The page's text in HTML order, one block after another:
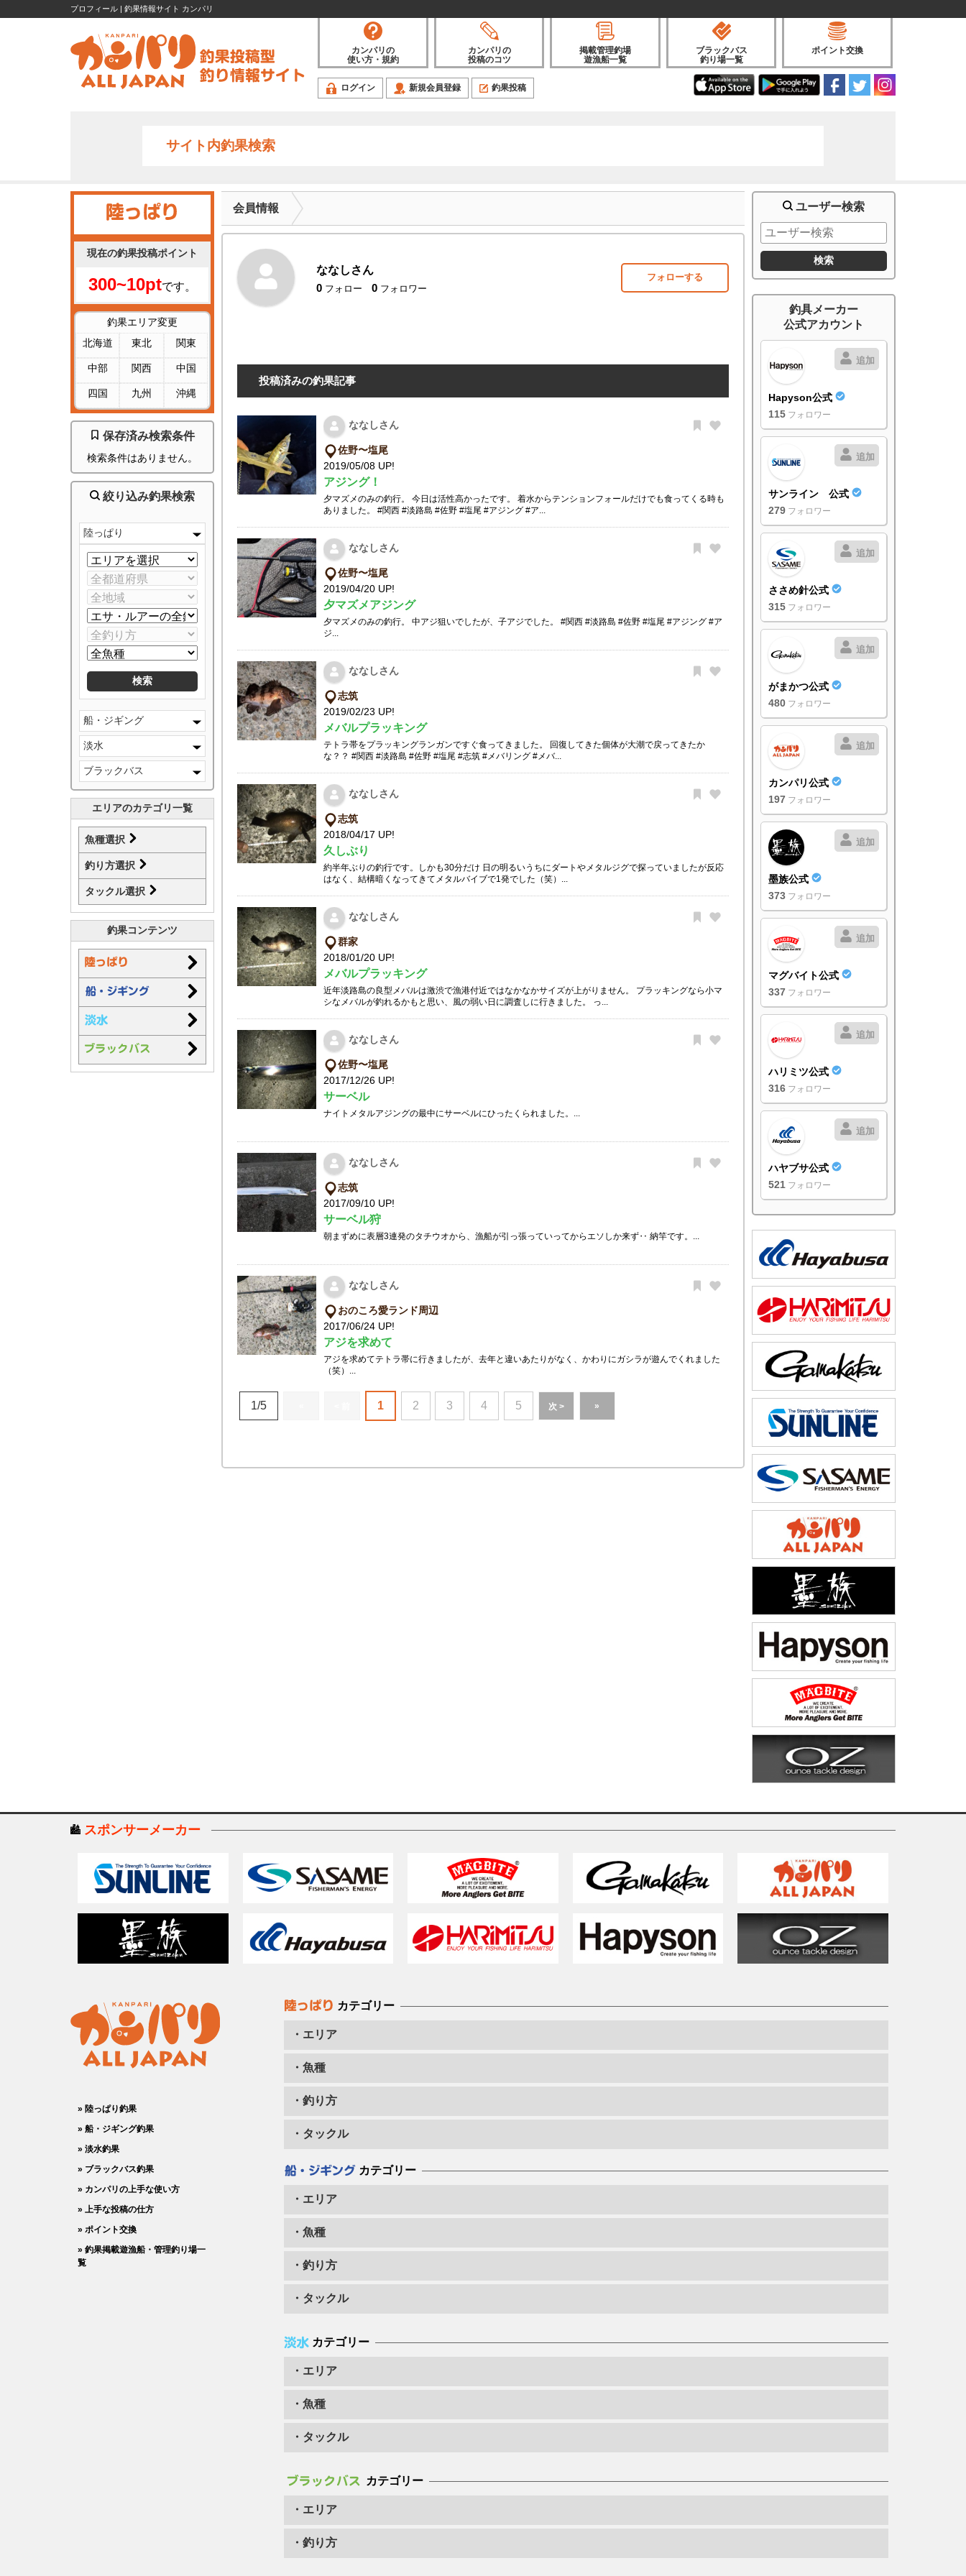
プロフィール | 釣果情報サイト カンパリ
カンパリの
使い方・規約
カンパリの
投稿のコツ
掲載管理釣場
遊漁船一覧
ブラックバス
釣り場一覧
ポイント交換
ログイン 新規会員登録 釣果投稿
サイト内釣果検索
現在の釣果投稿ポイント
300~10ptです。
釣果エリア変更
北海道
東北 関東
中部 関西 中国
四国 九州 沖縄
保存済み検索条件
検索条件はありません。
絞り込み釣果検索
陸っぱり
船・ジギング
淡水
ブラックバス
エリアのカテゴリ一覧
魚種選択
釣り方選択
タックル選択
釣果コンテンツ
会員情報
ななしさん
0 フォロー 0 フォロワー
フォローする
投稿済みの釣果記事
ななしさん
佐野〜塩尾
2019/05/08 UP!
アジング！
夕マズメのみの釣行。 今日は活性高かったです。 着水からテンションフォールだけでも食ってくる時も
ありました。 #関西 #淡路島 #佐野 #塩尾 #アジング #ア...
ななしさん
佐野〜塩尾
2019/04/20 UP!
夕マズメアジング
夕マズメのみの釣行。 中アジ狙いでしたが、子アジでした。 #関西 #淡路島 #佐野 #塩尾 #アジング #ア
ジ...
ななしさん
志筑
2019/02/23 UP!
メバルプラッキング
テトラ帯をプラッキングランガンですぐ食ってきました。 回復してきた個体が大潮で戻ってきたか
な？？ #関西 #淡路島 #佐野 #塩尾 #志筑 #メバリング #メバ...
ななしさん
志筑
2018/04/17 UP!
久しぶり
約半年ぶりの釣行です。しかも30分だけ 日の明るいうちにダートやメタルジグで探っていましたが反応
はなく、結構暗くなってきてメタルバイブで1発でした（笑）...
ななしさん
群家
2018/01/20 UP!
メバルプラッキング
近年淡路島の良型メバルは激渋で漁港付近ではなかなかサイズが上がりません。 プラッキングなら小マ
シなメバルが釣れるかもと思い、風の弱い日に調査しに行きました。 っ...
ななしさん
佐野〜塩尾
2017/12/26 UP!
サーベル
ナイトメタルアジングの最中にサーベルにひったくられました。...
ななしさん
志筑
2017/09/10 UP!
サーベル狩
朝まずめに表層3連発のタチウオから、漁船が引っ張っていってからエソしか来ず‥ 納竿です。...
ななしさん
おのころ愛ランド周辺
2017/06/24 UP!
アジを求めて
アジを求めてテトラ帯に行きましたが、去年と違いあたりがなく、かわりにガシラが遊んでくれました
（笑）...
1/5 1 2 3 4 5 次 > »
ユーザー検索
釣具メーカー
公式アカウント
追加
Hapyson公式
115 フォロワー
追加
サンライン 公式
279 フォロワー
追加
ささめ針公式
315 フォロワー
追加
がまかつ公式
480 フォロワー
追加
カンパリ公式
197 フォロワー
追加
墨族公式
373 フォロワー
追加
マグバイト公式
337 フォロワー
追加
ハリミツ公式
316 フォロワー
追加
ハヤブサ公式
521 フォロワー
スポンサーメーカー
» 陸っぱり釣果
» 船・ジギング釣果
» 淡水釣果
» ブラックバス釣果
» カンパリの上手な使い方
» 上手な投稿の仕方
» ポイント交換
» 釣果掲載遊漁船・管理釣り場一
覧
カテゴリー
・エリア
・魚種
・釣り方
・タックル
カテゴリー
・エリア
・魚種
・釣り方
・タックル
カテゴリー
・エリア
・魚種
・タックル
カテゴリー
・エリア
・釣り方